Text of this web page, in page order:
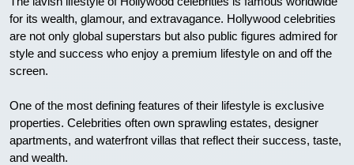
for its wealth, glamour, and extravagance. Hollywood celebrities
are not only global superstars but also public figures admired for
style and success who enjoy a premium lifestyle on and off the
screen.
One of the most defining features of their lifestyle is exclusive
properties. Celebrities often own sprawling estates, designer
apartments, and waterfront villas that reflect their success, taste,
and wealth.